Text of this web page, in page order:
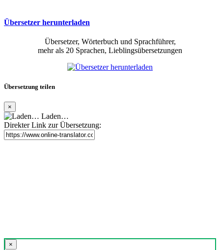
Übersetzer herunterladen
Übersetzer, Wörterbuch und Sprachführer,
mehr als 20 Sprachen, Lieblingsübersetzungen
Übersetzung teilen
×
Laden…
Direkter Link zur Übersetzung:
×